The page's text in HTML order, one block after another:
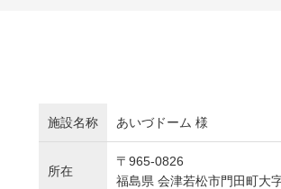
施設名称 あいづドーム 様
所在
〒965-0826
福島県 会津若松市門田町大